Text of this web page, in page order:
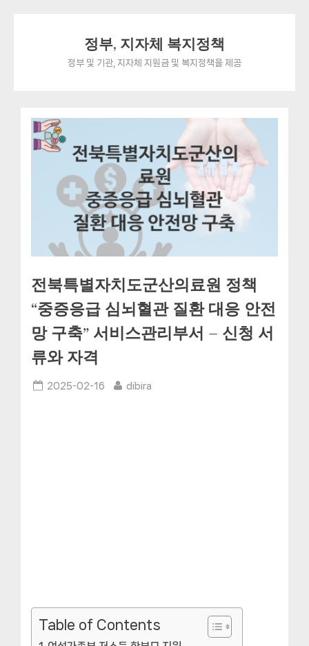
정부, 지자체 복지정책
정부 및 기관, 지자체 지원금 및 복지정책을 제공
전북특별자치도군산의료원 정책
“중증응급 심뇌혈관 질환 대응 안전
망 구축” 서비스관리부서 – 신청 서
류와 자격
Posted
2025-02-16 By
dibira
Table of Contents